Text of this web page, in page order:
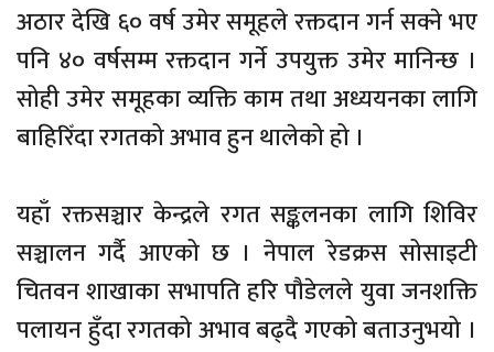
अठार देखि ६० वर्ष उमेर समूहले रक्तदान गर्न सक्ने भए
पनि ४० वर्षसम्म रक्तदान गर्ने उपयुक्त उमेर मानिन्छ ।
सोही उमेर समूहका व्यक्ति काम तथा अध्ययनका लागि
बाहिरिँदा रगतको अभाव हुन थालेको हो ।
यहाँ रक्तसञ्चार केन्द्रले रगत सङ्कलनका लागि शिविर
सञ्चालन गर्दै आएको छ । नेपाल रेडक्रस सोसाइटी
चितवन शाखाका सभापति हरि पौडेलले युवा जनशक्ति
पलायन हुँदा रगतको अभाव बढ्दै गएको बताउनुभयो ।